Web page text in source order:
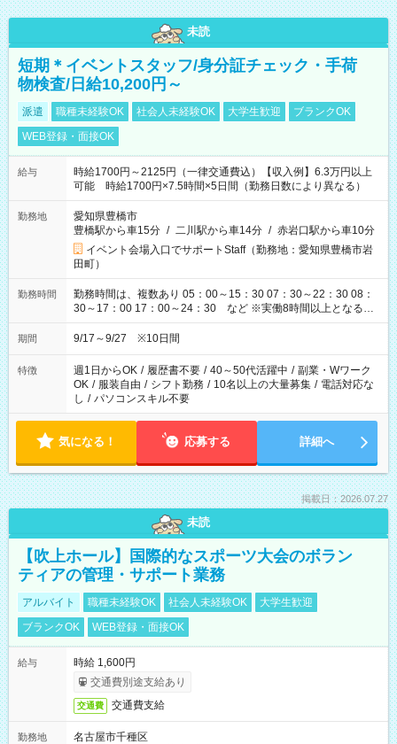
未読
短期＊イベントスタッフ/身分証チェック・手荷
物検査/日給10,200円～
派遣 職種未経験OK 社会人未経験OK 大学生歓迎
ブランクOK
WEB登録・面接OK
給与
時給1700円～2125円（一律交通費込）【収入例】6.3万円以上
可能 時給1700円×7.5時間×5日間（勤務日数により異なる）
勤務地
愛知県豊橋市
豊橋駅から車15分 / 二川駅から車14分 / 赤岩口駅から車10分
イベント会場入口でサポートStaff（勤務地：愛知県豊橋市岩
田町）
勤務時間
勤務時間は、複数あり 05：00～15：30 07：30～22：30 08：
30～17：00 17：00～24：30 など ※実働8時間以上となる勤
務もあります。 【休憩】60分+他休憩あり 交替で取得します。
安全面に配慮しこまめな休憩があります。
期間 9/17～9/27 ※10日間
特徴 週1日からOK / 履歴書不要 / 40～50代活躍中 / 副業・Wワーク
OK / 服装自由 / シフト勤務 / 10名以上の大量募集 / 電話対応な
し / パソコンスキル不要
気になる！ 応募する 詳細へ
掲載日：2026.07.27
未読
【吹上ホール】国際的なスポーツ大会のボラン
ティアの管理・サポート業務
アルバイト 職種未経験OK 社会人未経験OK
大学生歓迎
ブランクOK
WEB登録・面接OK
給与
時給 1,600円
交通費別途支給あり
交通費 交通費支給
勤務地
名古屋市千種区